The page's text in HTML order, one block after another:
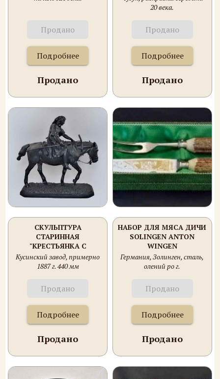
Продано
Подробнее
Продано
20 века.
Продано
Подробнее
Продано
СКУЛЬПТУРА
СТАРИННАЯ
"КРЕСТЬЯНКА С
ГРАБЛЯМИ НА
ЛОШАДИ"
Кусинский завод, примерно
1887 г. 440 мм
Продано
Подробнее
Продано
НАБОР ДЛЯ МЯСА ДИЧИ
SOLINGEN ANTON
WINGEN
Германия, Золинген, сталь,
олений ро г.
Продано
Подробнее
Продано